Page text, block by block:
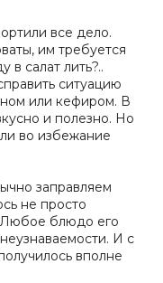
все дело.
им требуется
в салат лить?..
ситуацию
или кефиром. В
и полезно. Но
во избежание
заправляем
не просто
Любое блюдо его
И с
вполне